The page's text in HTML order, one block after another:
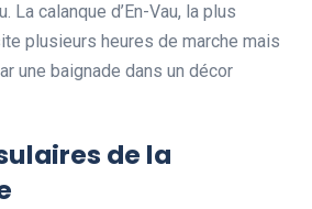
La calanque d’En-Vau, la plus
plusieurs heures de marche mais
une baignade dans un décor
de la